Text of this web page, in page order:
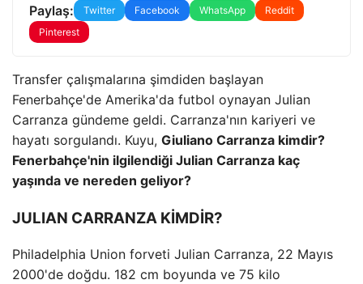
Paylaş: Twitter Facebook WhatsApp
Reddit
Pinterest
Transfer çalışmalarına şimdiden başlayan
Fenerbahçe'de Amerika'da futbol oynayan Julian
Carranza gündeme geldi. Carranza'nın kariyeri ve
hayatı sorgulandı. Kuyu, Giuliano Carranza kimdir?
Fenerbahçe'nin ilgilendiği Julian Carranza kaç
yaşında ve nereden geliyor?
JULIAN CARRANZA KİMDİR?
Philadelphia Union forveti Julian Carranza, 22 Mayıs
2000'de doğdu. 182 cm boyunda ve 75 kilo